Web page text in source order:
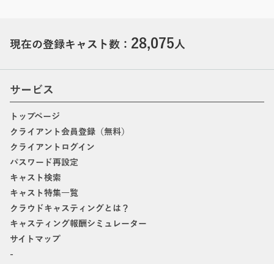
現在の登録キャスト数： 28,075人
サービス
トップページ
クライアント会員登録（無料）
クライアントログイン
パスワード再設定
キャスト検索
キャスト特集一覧
クラウドキャスティングとは？
キャスティング報酬シミュレーター
サイトマップ
-